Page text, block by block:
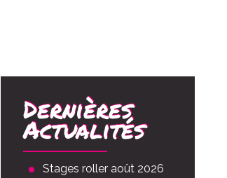
Dernières
Actualités
Stages roller août 2026